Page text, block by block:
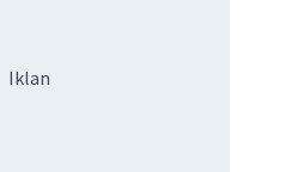
Iklan